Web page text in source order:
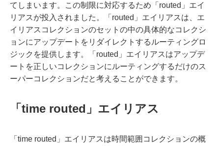
てしまいます。この制限に対応するため「routed」エイ
リアスが投入されました。「routed」エイリアスは、エ
イリアスコレクションのセットの中の具体的なコレクシ
ョンにアップデートをリダイレクトするルーティングロ
ジックを提供します。「routed」エイリアスはアップデ
ートを正しいコレクションにルーティングするだけのス
ーパーコレクションだと考えることができます。
「time routed」エイリアス
「time routed」エイリアスは時間範囲コレクションの概